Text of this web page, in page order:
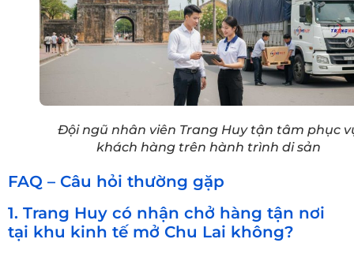
Đội ngũ nhân viên Trang Huy tận tâm phục
khách hàng trên hành trình di sản
FAQ – Câu hỏi thường gặp
1. Trang Huy có nhận chở hàng tận nơi
tại khu kinh tế mở Chu Lai không?